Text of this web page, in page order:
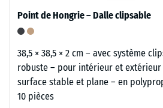
Point de Hongrie – Dalle clipsable
38,5 × 38,5 × 2 cm – avec système
robuste – pour intérieur et extérieur
surface stable et plane – en
10 pièces